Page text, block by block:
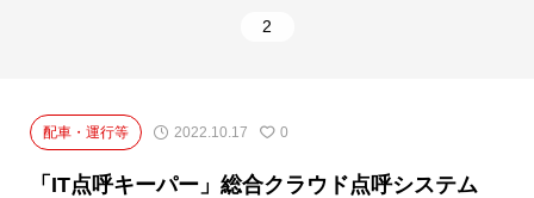
2
配車・運行等 2022.10.17 0
「IT点呼キーパー」総合クラウド点呼システム